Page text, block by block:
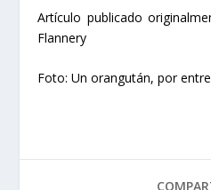
Artículo publicado
Flannery
Foto: Un orangután, por